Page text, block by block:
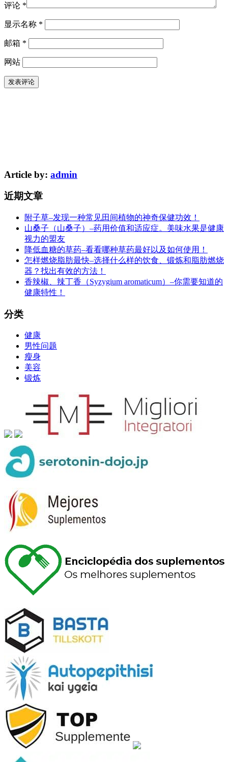
评论 *
显示名称 *
邮箱 *
网站
Article by: admin
近期文章
附子草–发现一种常见田间植物的神奇保健功效！
山桑子（山桑子）–药用价值和适应症。美味水果是健康
视力的盟友
降低血糖的草药–看看哪种草药最好以及如何使用！
怎样燃烧脂肪最快–选择什么样的饮食、锻炼和脂肪燃烧
器？找出有效的方法！
香辣椒、辣丁香（Syzygium aromaticum）–你需要知道的
健康特性！
分类
健康
男性问题
瘦身
美容
锻炼